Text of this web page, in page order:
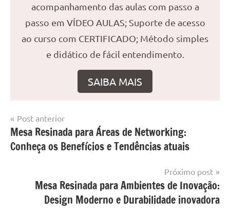
acompanhamento das aulas com passo a
passo em VÍDEO AULAS; Suporte de acesso
ao curso com CERTIFICADO; Método simples
e didático de fácil entendimento.
SAIBA MAIS
Marcado
com
mesa
Mesa
resinada
Navegação
de
Post
Post anterior
Mesa Resinada para Áreas de Networking:
Conheça os Benefícios e Tendências atuais
Próximo post
Mesa Resinada para Ambientes de Inovação:
Design Moderno e Durabilidade inovadora